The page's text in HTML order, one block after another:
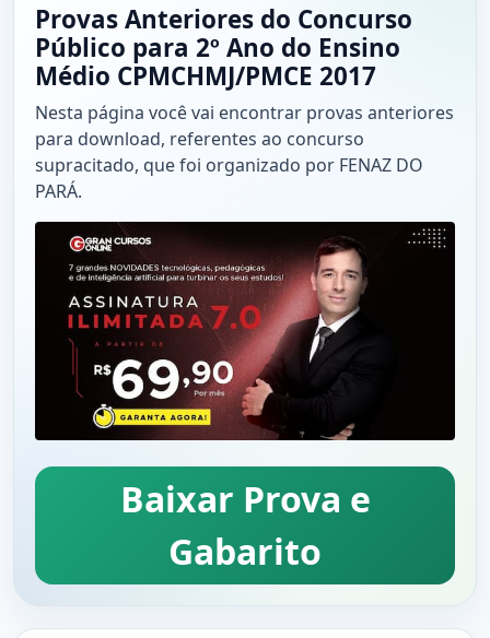
Provas Anteriores do Concurso
Público para 2º Ano do Ensino
Médio CPMCHMJ/PMCE 2017
Nesta página você vai encontrar provas anteriores
para download, referentes ao concurso
supracitado, que foi organizado por FENAZ DO
PARÁ.
Baixar Prova e
Gabarito